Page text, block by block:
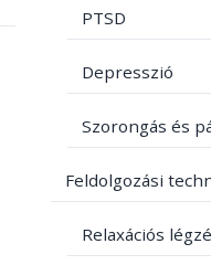
PTSD
Depresszió
Szorongás és
Feldolgozási
Relaxációs